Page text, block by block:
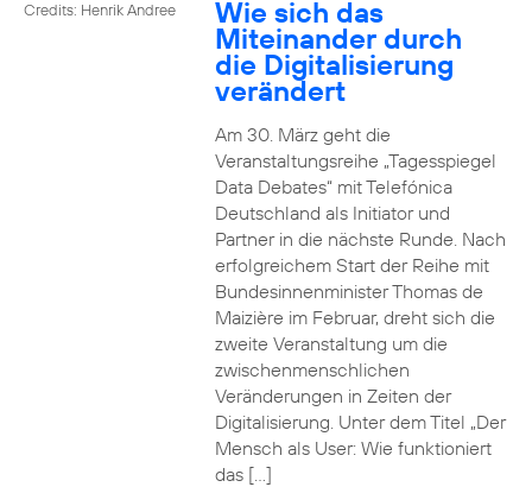
Credits: Henrik Andree Wie sich das
Miteinander durch
die Digitalisierung
verändert
Am 30. März geht die
Veranstaltungsreihe „Tagesspiegel
Data Debates“ mit Telefónica
Deutschland als Initiator und
Partner in die nächste Runde. Nach
erfolgreichem Start der Reihe mit
Bundesinnenminister Thomas de
Maizière im Februar, dreht sich die
zweite Veranstaltung um die
zwischenmenschlichen
Veränderungen in Zeiten der
Digitalisierung. Unter dem Titel „Der
Mensch als User: Wie funktioniert
das […]